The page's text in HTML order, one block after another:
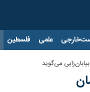
علمی فلسطین